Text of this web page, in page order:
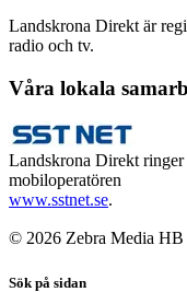
Landskrona Direkt är
radio och tv.
Våra lokala
Landskrona Direkt
mobiloperatören
www.sstnet.se.
© 2026 Zebra Media HB
Sök på sidan